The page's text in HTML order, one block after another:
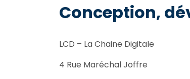
Conception,
LCD – La Chaine Digitale
4 Rue Maréchal Joffre